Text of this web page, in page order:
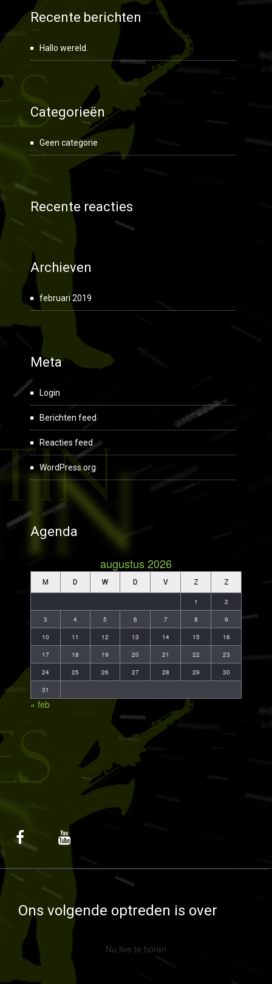
Recente berichten
Hallo wereld.
Categorieën
Geen categorie
Recente reacties
Archieven
februari 2019
Meta
Login
Berichten feed
Reacties feed
WordPress.org
Agenda
augustus 2026
M D W D V Z Z
1 2
3 4 5 6 7 8 9
10 11 12 13 14 15 16
17 18 19 20 21 22 23
24 25 26 27 28 29 30
31
« feb
Ons volgende optreden is over
Nu live te horen